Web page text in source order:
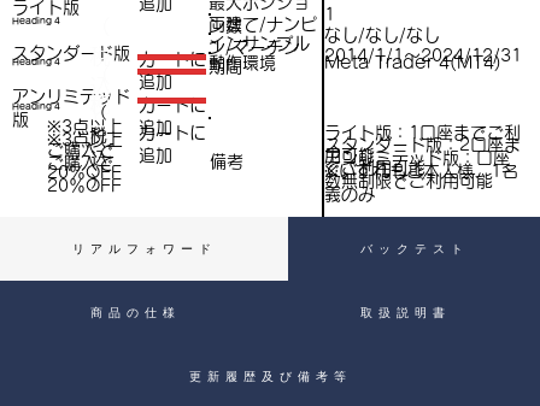
スタンダード版
アンリミテッド
版
ン数
1
追加
税
込
）
Heading 4
​カートに
追加
Heading 4
※3点以上
ご購入で​
20％OFF
税
込
）
​カートに
追加
Heading 4
（
税
込
）
※3点以上
ご購入で​
20％OFF
​カートに
追加
ライト版
両建て/ナンピ
ン/マーチン
なし/なし/なし
インサンプル
期間
2014/1/1～2024/12/31
動作環境 Meta Trader 4(MT4)
備考
ライト版：1口座までご利
用可能
スタンダード版：2口座ま
でご利用可能
アンリミテッド版：口座
数無制限でご利用可能
※いずれもご本人様、1名
義のみ
リアルフォワード バックテスト
商品の仕様 取扱説明書
更新履歴及び備考等